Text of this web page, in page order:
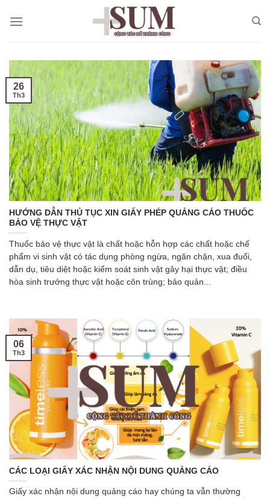
HƯỚNG DẪN THỦ TỤC XIN GIẤY PHÉP QUẢNG CÁO THUỐC
BẢO VỆ THỰC VẬT
Thuốc bảo vệ thực vật là chất hoặc hỗn hợp các chất hoặc chế
phẩm vi sinh vật có tác dụng phòng ngừa, ngăn chặn, xua đuổi,
dẫn dụ, tiêu diệt hoặc kiểm soát sinh vật gây hại thực vật; điều
hòa sinh trưởng thực vật hoặc côn trùng; bảo quản...
26
Th3
CÁC LOẠI GIẤY XÁC NHẬN NỘI DUNG QUẢNG CÁO
Giấy xác nhận nội dung quảng cáo hay chúng ta vẫn thường
06
Th3